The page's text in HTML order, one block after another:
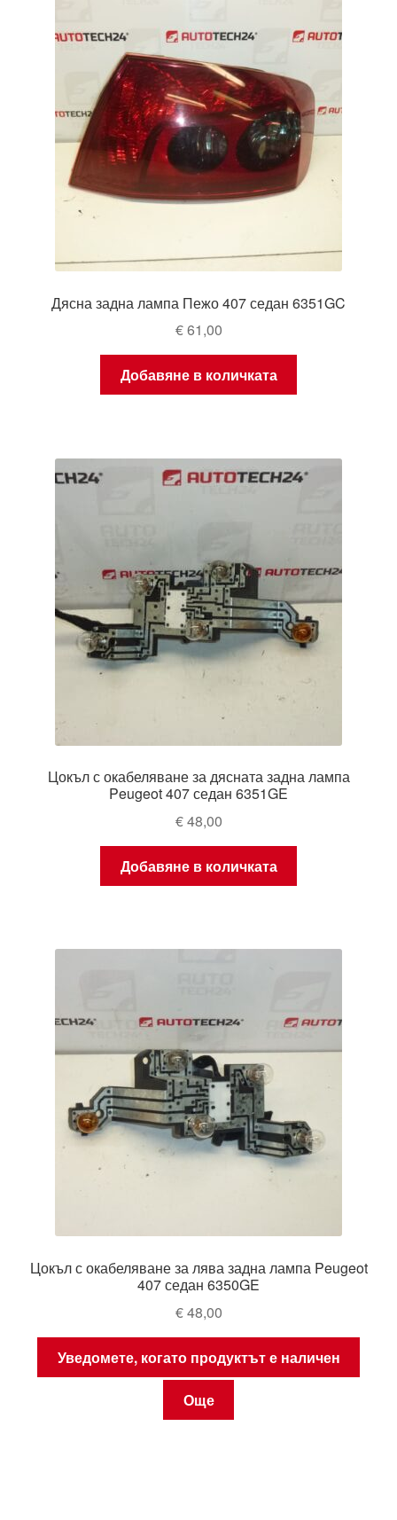
Дясна задна лампа Пежо 407 седан 6351GC
€61,00
Добавяне в количката
Цокъл с окабеляване за дясната задна лампа
Peugeot 407 седан 6351GE
€48,00
Добавяне в количката
Цокъл с окабеляване за лява задна лампа Peugeot
407 седан 6350GE
€48,00
Уведомете, когато продуктът е наличен
Още